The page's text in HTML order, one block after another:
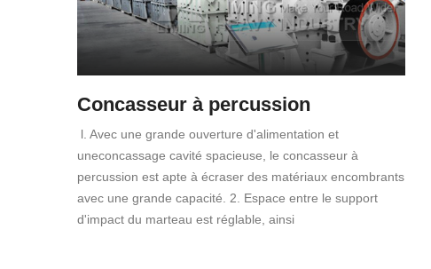
Concasseur à percussion
l. Avec une grande ouverture d'alimentation et
uneconcassage cavité spacieuse, le concasseur à
percussion est apte à écraser des matériaux encombrants
avec une grande capacité. 2. Espace entre le support
d'impact du marteau est réglable, ainsi